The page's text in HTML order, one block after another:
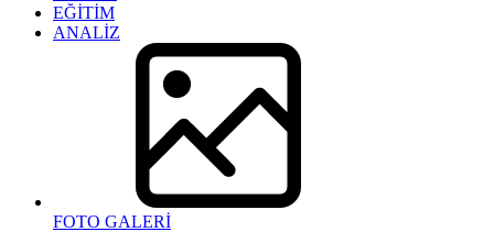
EĞİTİM
ANALİZ
FOTO GALERİ